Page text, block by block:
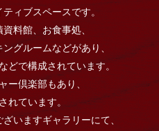
ィブスペースです。
料館、お食事処、
グルームなどがあり、
どで構成されています。
ー倶楽部もあり、
れています。
いますギャラリーにて、